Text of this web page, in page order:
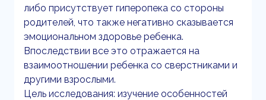
либо присутствует гиперопека со стороны
родителей, что также негативно сказывается
эмоциональном здоровье ребенка.
Впоследствии все это отражается на
взаимоотношении ребенка со сверстниками и
другими взрослыми.
Цель исследования: изучение особенностей